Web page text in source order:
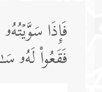
فَإِذَا
فَقَعُوا۟ لَهُۥ